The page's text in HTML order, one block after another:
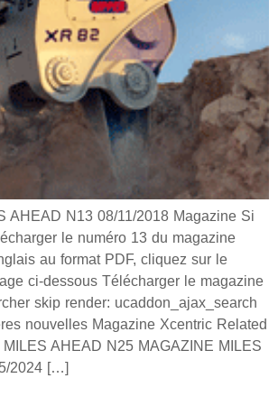
AHEAD N13 08/11/2018 Magazine Si
le numéro 13 du magazine
au format PDF, cliquez sur le
ci-dessous Télécharger le magazine
skip render: ucaddon_ajax_search
nouvelles Magazine Xcentric Related
AHEAD N25 MAGAZINE MILES
2024 […]